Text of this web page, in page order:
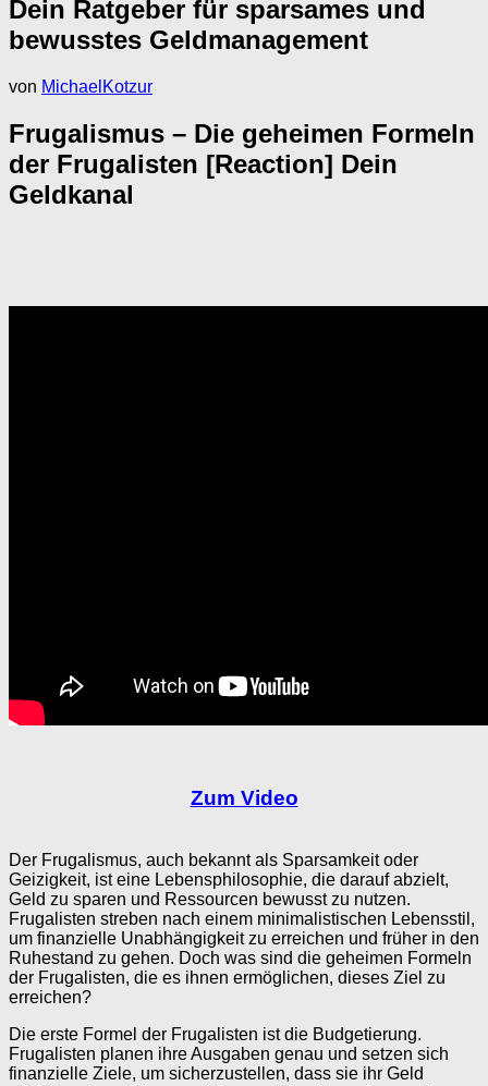
Dein Ratgeber für sparsames und
bewusstes Geldmanagement
von MichaelKotzur
Frugalismus – Die geheimen Formeln
der Frugalisten [Reaction] Dein
Geldkanal
Zum Video
Der Frugalismus, auch bekannt als Sparsamkeit oder
Geizigkeit, ist eine Lebensphilosophie, die darauf abzielt,
Geld zu sparen und Ressourcen bewusst zu nutzen.
Frugalisten streben nach einem minimalistischen Lebensstil,
um finanzielle Unabhängigkeit zu erreichen und früher in den
Ruhestand zu gehen. Doch was sind die geheimen Formeln
der Frugalisten, die es ihnen ermöglichen, dieses Ziel zu
erreichen?
Die erste Formel der Frugalisten ist die Budgetierung.
Frugalisten planen ihre Ausgaben genau und setzen sich
finanzielle Ziele, um sicherzustellen, dass sie ihr Geld